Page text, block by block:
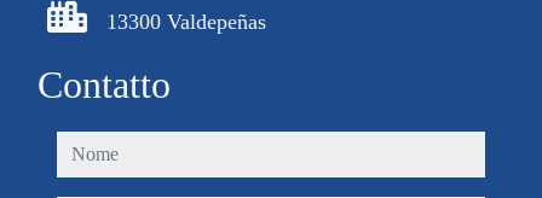
13300 Valdepeñas
Contatto
nome